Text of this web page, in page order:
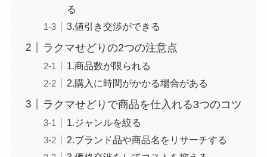
る
3.値引き交渉ができる
ラクマせどりの2つの注意点
1.商品数が限られる
2.購入に時間がかかる場合がある
ラクマせどりで商品を仕入れる3つのコツ
1.ジャンルを絞る
2.ブランド品や商品名をリサーチする